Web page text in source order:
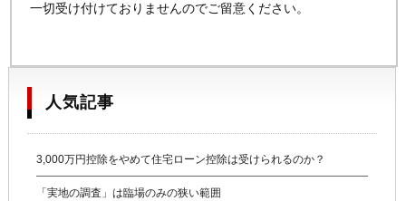
一切受け付けておりませんのでご留意ください。
人気記事
3,000万円控除をやめて住宅ローン控除は受けられるのか？
「実地の調査」は臨場のみの狭い範囲